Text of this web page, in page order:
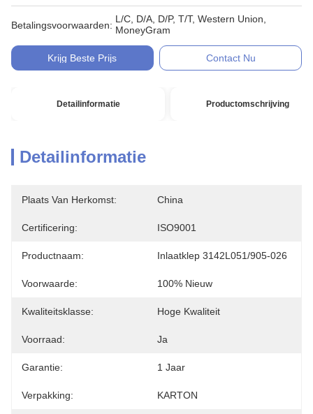
Betalingsvoorwaarden:
L/C, D/A, D/P, T/T, Western Union,
MoneyGram
Krijg Beste Prijs Contact Nu
Detailinformatie Productomschrijving
Detailinformatie
Plaats Van Herkomst: China
Certificering: ISO9001
Productnaam: Inlaatklep 3142L051/905-026
Voorwaarde: 100% Nieuw
Kwaliteitsklasse: Hoge Kwaliteit
Voorraad: Ja
Garantie: 1 Jaar
Verpakking: KARTON